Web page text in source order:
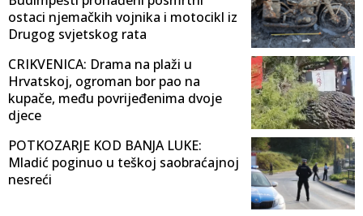
ostaci njemačkih vojnika i motocikl iz
Drugog svjetskog rata
CRIKVENICA: Drama na plaži u
Hrvatskoj, ogroman bor pao na
kupače, među povrijeđenima dvoje
djece
POTKOZARJE KOD BANJA LUKE:
Mladić poginuo u teškoj saobraćajnoj
nesreći